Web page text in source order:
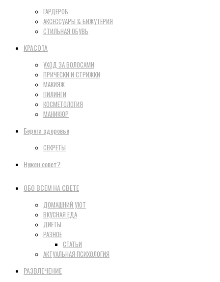
ГАРДЕРОБ
АКСЕССУАРЫ & БИЖУТЕРИЯ
СТИЛЬНАЯ ОБУВЬ
КРАСОТА
УХОД ЗА ВОЛОСАМИ
ПРИЧЕСКИ И СТРИЖКИ
МАКИЯЖ
ПИЛИНГИ
КОСМЕТОЛОГИЯ
МАНИКЮР
Береги здоровье
СЕКРЕТЫ
Нужен совет?
ОБО ВСЕМ НА СВЕТЕ
ДОМАШНИЙ УЮТ
ВКУСНАЯ ЕДА
ДИЕТЫ
РАЗНОЕ
СТАТЬИ
АКТУАЛЬНАЯ ПСИХОЛОГИЯ
РАЗВЛЕЧЕНИЕ